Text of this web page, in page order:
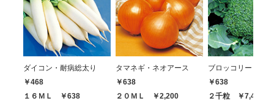
ダイコン・耐病総太り
￥468
１６ＭＬ ￥638
タマネギ・ネオアース
￥638
２０ＭＬ ￥2,200
ブロッコリー・ハ
￥638
２千粒 ￥7,480